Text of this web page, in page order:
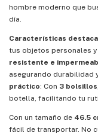
hombre moderno que
día.
Características
tus objetos personales
resistente e
asegurando durabilidad
práctico: Con 3 bolsillos
botella, facilitando tu
Con un tamaño de 46.5
fácil de transportar. No